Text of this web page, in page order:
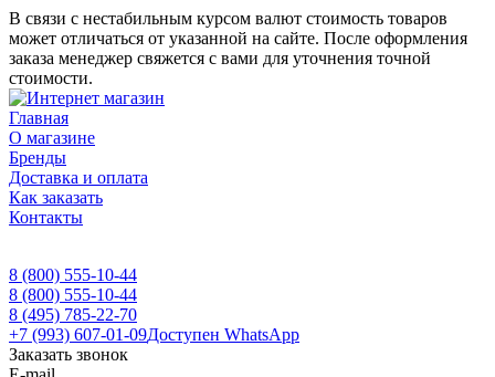
В связи с нестабильным курсом валют стоимость товаров
может отличаться от указанной на сайте. После оформления
заказа менеджер свяжется с вами для уточнения точной
стоимости.
Главная
О магазине
Бренды
Доставка и оплата
Как заказать
Контакты
8 (800) 555-10-44
8 (800) 555-10-44
8 (495) 785-22-70
+7 (993) 607-01-09Доступен WhatsApp
Заказать звонок